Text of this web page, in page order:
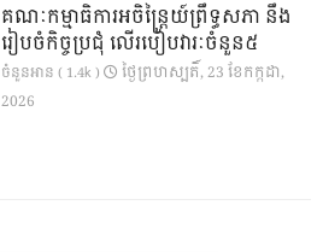
គណៈកម្មាធិការអចិន្ត្រៃយ៍ព្រឹទ្ធសភា នឹង
រៀបចំកិច្ចប្រជុំ លើរបៀបវារៈចំនួន៥
ចំនួនអាន ( 1.4k )
ថ្ងៃ​ព្រហស្បតិ៍, 23 ខែ​កក្កដា,
2026